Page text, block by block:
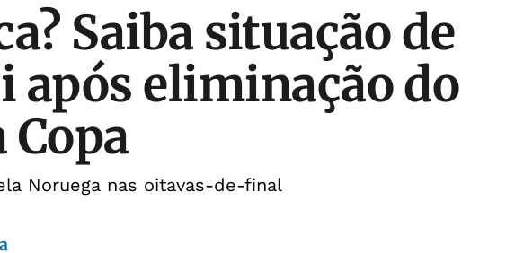
Saiba situação de
após eliminação do
Noruega nas oitavas-de-final